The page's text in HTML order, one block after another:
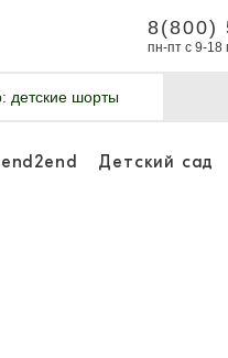
8(800)
пн-пт с 9-18
детские шорты
end2end Детский сад